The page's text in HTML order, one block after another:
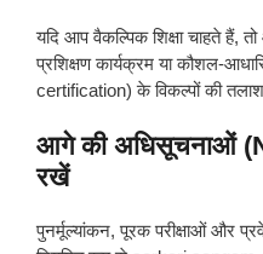
यदि आप वैकल्पिक शिक्षा चाहते हैं, तो
प्रशिक्षण कार्यक्रम या कौशल-
certification) के विकल्पों की
आगे की अधिसूचनाओं
रखें
पुनर्मूल्यांकन, पूरक परीक्षाओं और